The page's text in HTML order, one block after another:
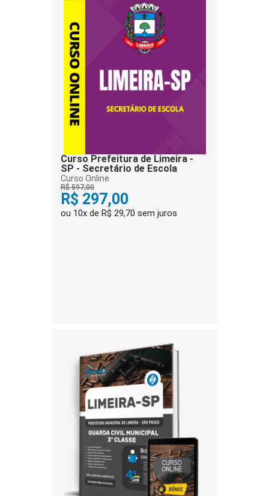
Curso Prefeitura de Limeira -
SP - Secretário de Escola
Curso Online
R$ 597,00
R$ 297,00
ou 10x de R$ 29,70 sem juros